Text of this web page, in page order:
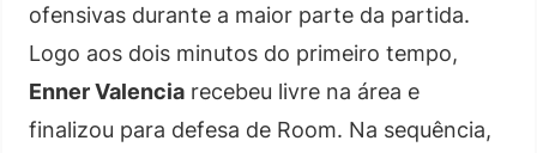
ofensivas durante a maior parte da partida.
Logo aos dois minutos do primeiro tempo,
Enner Valencia recebeu livre na área e
finalizou para defesa de Room. Na sequência,